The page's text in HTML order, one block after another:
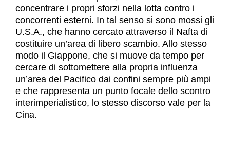
concentrare i propri sforzi nella lotta contro i
concorrenti esterni. In tal senso si sono mossi gli
U.S.A., che hanno cercato attraverso il Nafta di
costituire un’area di libero scambio. Allo stesso
modo il Giappone, che si muove da tempo per
cercare di sottomettere alla propria influenza
un’area del Pacifico dai confini sempre più ampi
e che rappresenta un punto focale dello scontro
interimperialistico, lo stesso discorso vale per la
Cina.